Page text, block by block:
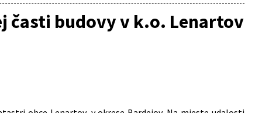
časti budovy v k.o. Lenartov